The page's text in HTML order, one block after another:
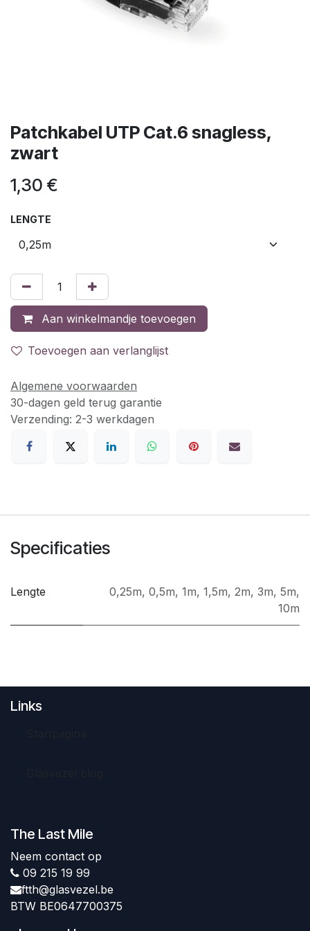
Patchkabel UTP Cat.6 snagless,
zwart
1,30 €
LENGTE
Aan winkelmandje toevoegen
Toevoegen aan verlanglijst
Algemene voorwaarden
30-dagen geld terug garantie
Verzending: 2-3 werkdagen
Specificaties
Lengte 0,25m, 0,5m, 1m, 1,5m, 2m, 3m, 5m,
10m
Links
The Last Mile
Neem contact op
09 215 19 99
ftth@glasvezel.be
BTW BE0647700375